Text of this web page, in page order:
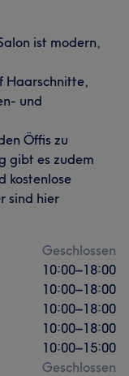
ist modern,
Haarschnitte,
und
Öffis zu
gibt es zudem
kostenlose
sind hier
Geschlossen
10:00–18:00
10:00–18:00
10:00–18:00
10:00–18:00
10:00–15:00
Geschlossen